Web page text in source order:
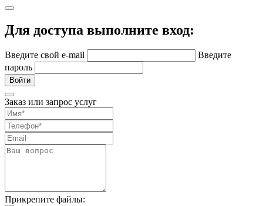
Для доступа выполните вход:
Введите свой e-mail
Введите
пароль
Войти
Заказ или запрос услуг
Прикрепите файлы: